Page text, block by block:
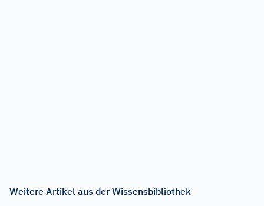
Weitere Artikel aus der Wissensbibliothek